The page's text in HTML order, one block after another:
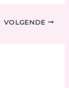
VOLGENDE